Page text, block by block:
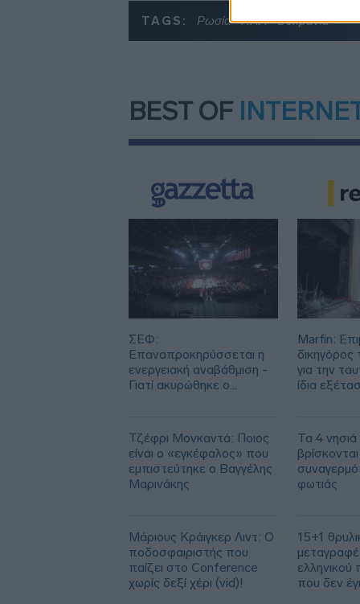
TAGS: Ρωσία ΗΠΑ Ουκρανία
BEST OF
ΣΕΦ:
Επαναπροκηρύσσεται η
ενεργειακή αναβάθμιση -
Γιατί ακυρώθηκε ο
Τζέφρι Μονκαντά: Ποιος
είναι ο «εγκέφαλος» που
εμπιστεύτηκε ο Βαγγέλης
Μαρινάκης
Μάριους Κράιγκερ Λιντ: Ο
ποδοσφαιριστής που
παίζει στο Conference
χωρίς δεξί χέρι (vid)!
Marfin:
για την
ίδια
Τα 4
φωτιάς
15+1
που δεν